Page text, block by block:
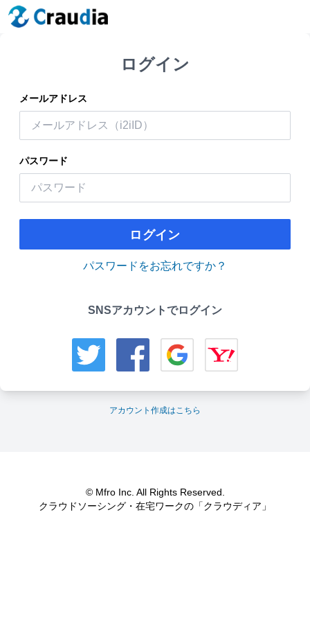
ログイン
メールアドレス
パスワード
ログイン
パスワードをお忘れですか？
SNSアカウントでログイン
アカウント作成はこちら
© Mfro Inc. All Rights Reserved.
クラウドソーシング・在宅ワークの「クラウディア」